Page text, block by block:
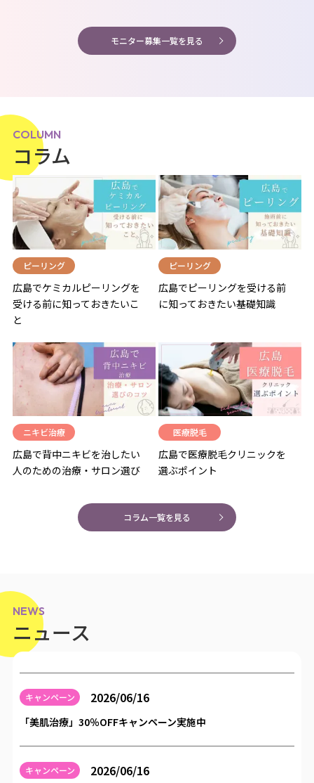
モニター募集一覧を見る
COLUMN
コラム
ピーリング
広島でケミカルピーリングを
受ける前に知っておきたいこ
と
ピーリング
広島でピーリングを受ける前
に知っておきたい基礎知識
ニキビ治療
広島で背中ニキビを治したい
人のための治療・サロン選び
医療脱毛
広島で医療脱毛クリニックを
選ぶポイント
コラム一覧を見る
NEWS
ニュース
キャンペーン 2026/06/16
「美肌治療」30％OFFキャンペーン実施中
キャンペーン 2026/06/16